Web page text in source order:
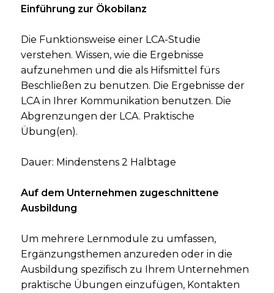
Einführung zur Ökobilanz
Die Funktionsweise einer LCA-Studie
verstehen. Wissen, wie die Ergebnisse
aufzunehmen und die als Hifsmittel fürs
Beschließen zu benutzen. Die Ergebnisse der
LCA in Ihrer Kommunikation benutzen. Die
Abgrenzungen der LCA. Praktische
Übung(en).
Dauer: Mindenstens 2 Halbtage
Auf dem Unternehmen zugeschnittene
Ausbildung
Um mehrere Lernmodule zu umfassen,
Ergänzungsthemen anzureden oder in die
Ausbildung spezifisch zu Ihrem Unternehmen
praktische Übungen einzufügen, Kontakten